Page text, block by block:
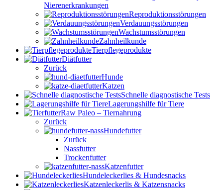
Nierenerkrankungen
Reproduktionsstörungen
Verdauungsstörungen
Wachstumsstörungen
Zahnheilkunde
Tierpflegeprodukte
Diätfutter
Zurück
Hunde
Katzen
Schnelle diagnostische Tests
Lagerungshilfe für Tiere
Raw Paleo – Tiernahrung
Zurück
Hundefutter
Zurück
Nassfutter
Trockenfutter
Katzenfutter
Hundeleckerlies & Hundesnacks
Katzenleckerlis & Katzensnacks